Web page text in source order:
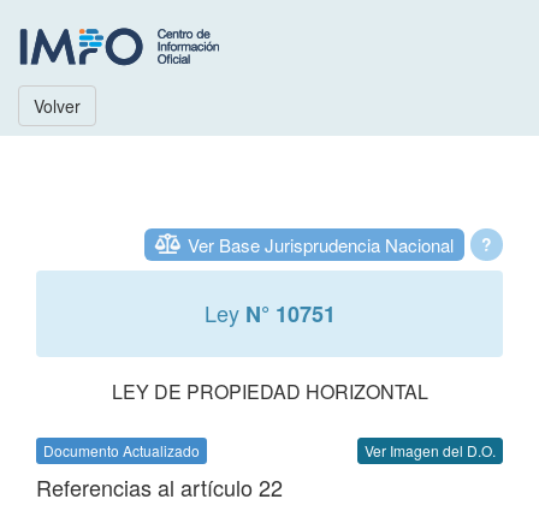
Volver
?
Ver Base Jurisprudencia Nacional
Ley N° 10751
LEY DE PROPIEDAD HORIZONTAL
Documento Actualizado Ver Imagen del D.O.
Referencias al artículo 22